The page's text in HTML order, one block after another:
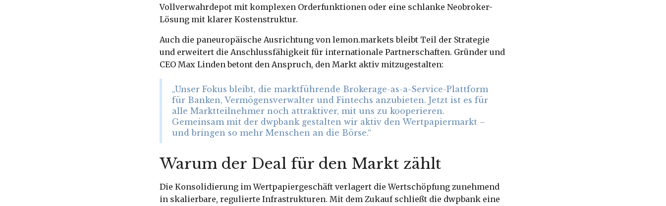
Vollverwahrdepot mit komplexen Orderfunktionen oder eine schlanke Neobroker-
Lösung mit klarer Kostenstruktur.
Auch die paneuropäische Ausrichtung von lemon.markets bleibt Teil der Strategie
und erweitert die Anschlussfähigkeit für internationale Partnerschaften. Gründer und
CEO Max Linden betont den Anspruch, den Markt aktiv mitzugestalten:
„Unser Fokus bleibt, die marktführende Brokerage-as-a-Service-Plattform
für Banken, Vermögensverwalter und Fintechs anzubieten. Jetzt ist es für
alle Marktteilnehmer noch attraktiver, mit uns zu kooperieren.
Gemeinsam mit der dwpbank gestalten wir aktiv den Wertpapiermarkt –
und bringen so mehr Menschen an die Börse.“
Warum der Deal für den Markt zählt
Die Konsolidierung im Wertpapiergeschäft verlagert die Wertschöpfung zunehmend
in skalierbare, regulierte Infrastrukturen. Mit dem Zukauf schließt die dwpbank eine